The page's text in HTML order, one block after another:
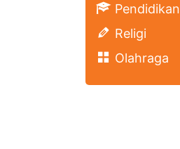
Pendidikan
Religi
Olahraga